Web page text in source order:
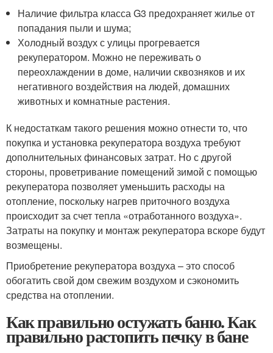
Наличие фильтра класса G3 предохраняет жилье от
попадания пыли и шума;
Холодный воздух с улицы прогревается
рекуператором. Можно не переживать о
переохлаждении в доме, наличии сквозняков и их
негативного воздействия на людей, домашних
животных и комнатные растения.
К недостаткам такого решения можно отнести то, что
покупка и установка рекуператора воздуха требуют
дополнительных финансовых затрат. Но с другой
стороны, проветривание помещений зимой с помощью
рекуператора позволяет уменьшить расходы на
отопление, поскольку нагрев приточного воздуха
происходит за счет тепла «отработанного воздуха».
Затраты на покупку и монтаж рекуператора вскоре будут
возмещены.
Приобретение рекуператора воздуха – это способ
обогатить свой дом свежим воздухом и сэкономить
средства на отоплении.
Как правильно остужать баню. Как
правильно растопить печку в бане